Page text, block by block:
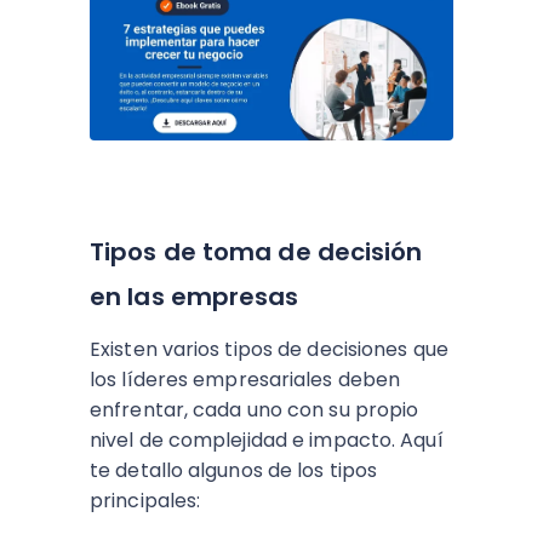
Tipos de toma de decisión
en las empresas
Existen varios tipos de decisiones que
los líderes empresariales deben
enfrentar, cada uno con su propio
nivel de complejidad e impacto. Aquí
te detallo algunos de los tipos
principales: